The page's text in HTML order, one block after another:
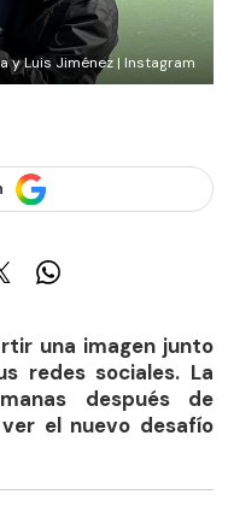
y Luis Jiménez | Instagram
una imagen junto
redes sociales. La
después de
el nuevo desafío